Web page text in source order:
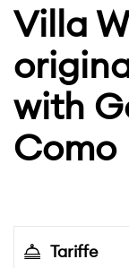
Villa
with
Como
Tariffe